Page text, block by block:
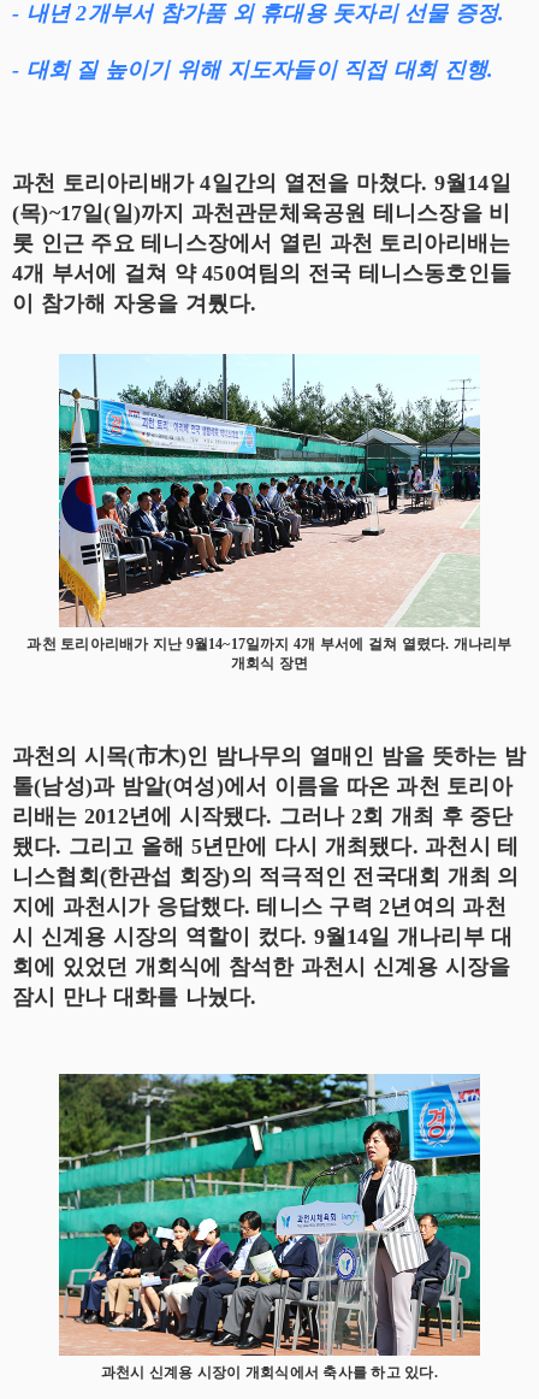
- 내년 2개부서 참가품 외 휴대용 돗자리 선물 증정.
- 대회 질 높이기 위해 지도자들이 직접 대회 진행.
과천 토리아리배가 4일간의 열전을 마쳤다. 9월14일
(목)~17일(일)까지 과천관문체육공원 테니스장을 비
롯 인근 주요 테니스장에서 열린 과천 토리아리배는
4개 부서에 걸쳐 약 450여팀의 전국 테니스동호인들
이 참가해 자웅을 겨뤘다.
과천 토리아리배가 지난 9월14~17일까지 4개 부서에 걸쳐 열렸다. 개나리부
개회식 장면
과천의 시목(市木)인 밤나무의 열매인 밤을 뜻하는 밤
톨(남성)과 밤알(여성)에서 이름을 따온 과천 토리아
리배는 2012년에 시작됐다. 그러나 2회 개최 후 중단
됐다. 그리고 올해 5년만에 다시 개최됐다. 과천시 테
니스협회(한관섭 회장)의 적극적인 전국대회 개최 의
지에 과천시가 응답했다. 테니스 구력 2년여의 과천
시 신계용 시장의 역할이 컸다. 9월14일 개나리부 대
회에 있었던 개회식에 참석한 과천시 신계용 시장을
잠시 만나 대화를 나눴다.
과천시 신계용 시장이 개회식에서 축사를 하고 있다.